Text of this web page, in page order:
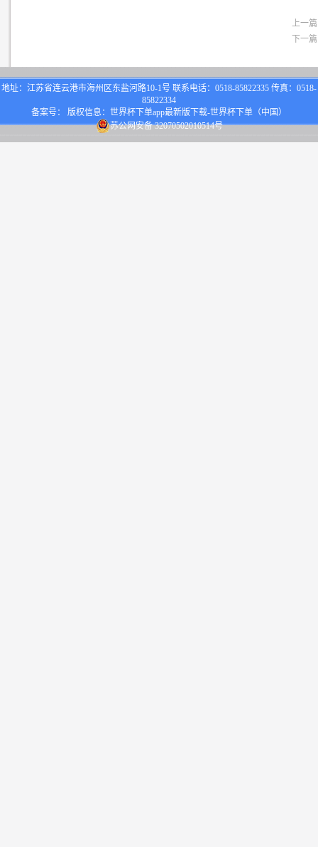
上一
下一
地址：江苏省连云港市海州区东盐河路10-1号 联系电话：0518-85822335 传真：0518-
85822334
备案号： 版权信息：世界杯下单app最新版下载-世界杯下单（中国）
苏公网安备 32070502010514号